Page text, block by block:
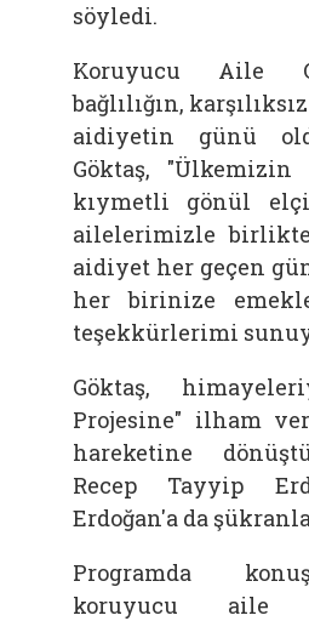
söyledi.
Koruyucu Aile
bağlılığın,
aidiyetin günü
Göktaş,
kıymetli gönül
ailelerimizle
aidiyet her geçen
her birinize
teşekkürlerimi
Göktaş,
Projesine" ilham
hareketine
Recep Tayyip
Erdoğan'a da
Programda
koruyucu aile